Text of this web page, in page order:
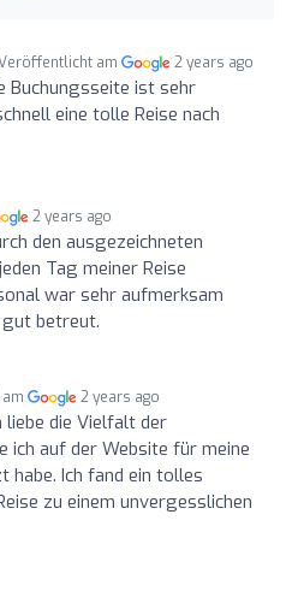
am 2 years ago
Buchungsseite ist sehr
eine tolle Reise nach
2 years ago
den ausgezeichneten
Tag meiner Reise
war sehr aufmerksam
betreut.
2 years ago
liebe die Vielfalt der
ich auf der Website für meine
habe. Ich fand ein tolles
zu einem unvergesslichen